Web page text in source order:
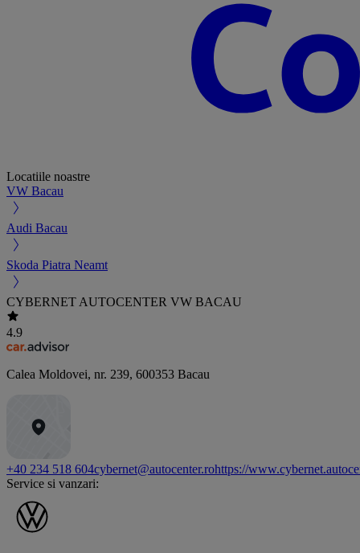
Locatiile noastre
VW Bacau
Audi Bacau
Skoda Piatra Neamt
CYBERNET AUTOCENTER VW BACAU
4.9
Calea Moldovei, nr. 239, 600353 Bacau
+40 234 518 604cybernet@autocenter.rohttps://
Service si vanzari: